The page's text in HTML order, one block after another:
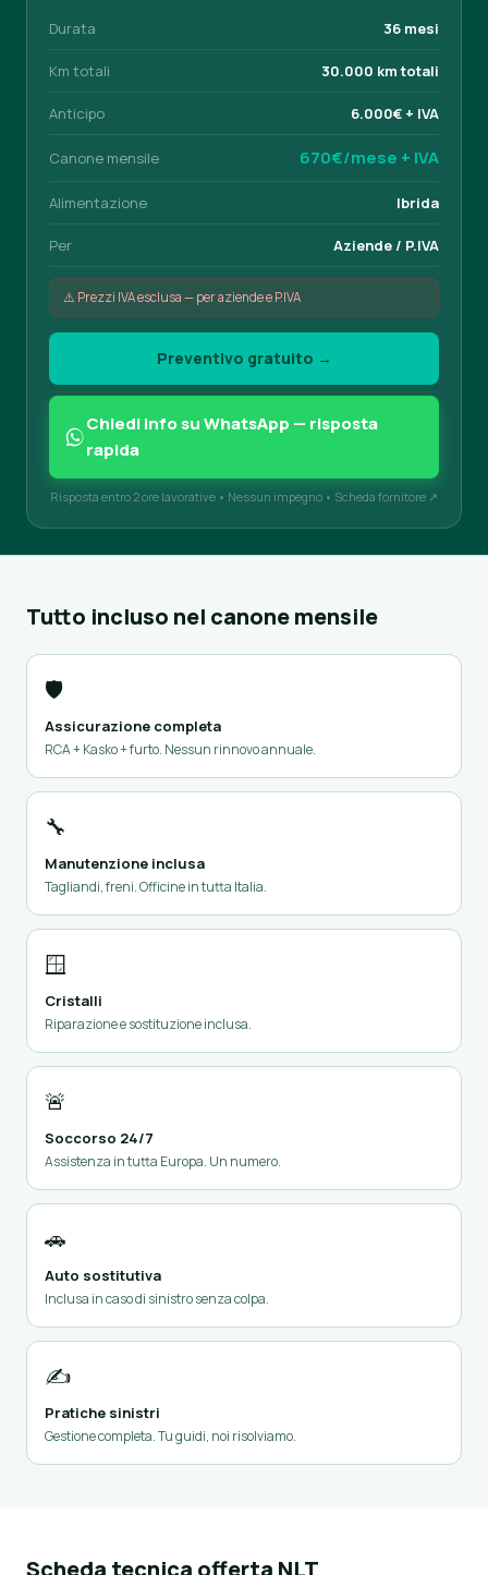
Durata 36 mesi
Km totali 30.000 km totali
Anticipo 6.000€ + IVA
Canone mensile 670€/mese + IVA
Alimentazione Ibrida
Per Aziende / P.IVA
⚠️ Prezzi IVA esclusa — per aziende e P.IVA
Preventivo gratuito →
Chiedi info su WhatsApp — risposta
rapida
Risposta entro 2 ore lavorative • Nessun impegno • Scheda fornitore ↗
Tutto incluso nel canone mensile
🛡️
Assicurazione completa
RCA + Kasko + furto. Nessun rinnovo annuale.
🔧
Manutenzione inclusa
Tagliandi, freni. Officine in tutta Italia.
🪟
Cristalli
Riparazione e sostituzione inclusa.
🚨
Soccorso 24/7
Assistenza in tutta Europa. Un numero.
🚗
Auto sostitutiva
Inclusa in caso di sinistro senza colpa.
✍️
Pratiche sinistri
Gestione completa. Tu guidi, noi risolviamo.
Scheda tecnica offerta NLT